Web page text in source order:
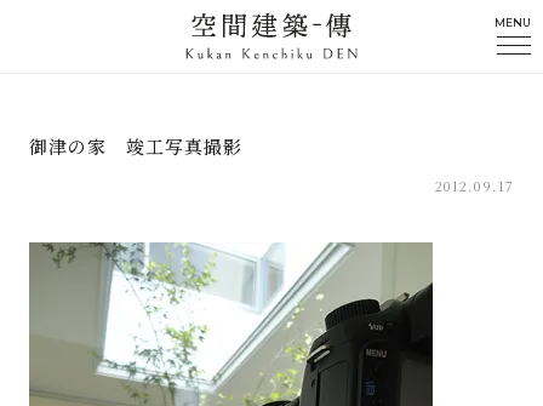
MENU
御津の家 竣工写真撮影
2012.09.17